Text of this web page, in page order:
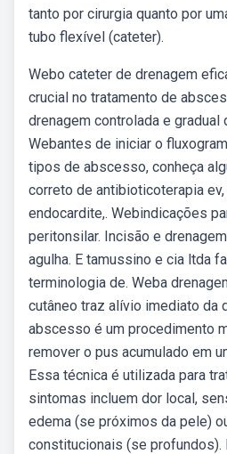
tanto por cirurgia quanto por
tubo flexível (cateter).
Webo cateter de drenagem
crucial no tratamento de
drenagem controlada e
Webantes de iniciar o
tipos de abscesso, conheça
correto de antibioticoterapia
endocardite,. Webindicações
peritonsilar. Incisão e
agulha. E tamussino e cia ltda
terminologia de. Weba
cutâneo traz alívio imediato da
abscesso é um procedimento
remover o pus acumulado em
Essa técnica é utilizada para
sintomas incluem dor local,
edema (se próximos da pele)
constitucionais (se profundos).